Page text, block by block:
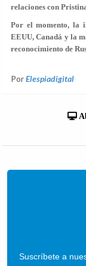
relaciones con
Por el momento, la
EEUU, Canadá y la
reconocimiento de
PorElespiadigital
Suscríbete a